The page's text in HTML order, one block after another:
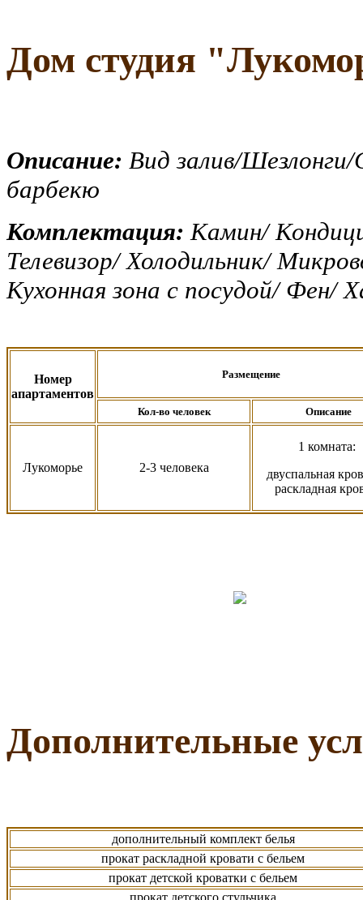
Дом студия "
Описание: Вид залив/
барбекю
Комплектация: Камин/
Телевизор/ Холодильник/
Кухонная зона с посудой/ Фен/
Номер
апартаментов
Размещение
Кол-во человек Описание
Лукоморье 2-3 человека
1 комната:
двуспальная
раскладная
Дополнительные
дополнительный комплект белья
прокат раскладной кровати с бельем
прокат детской кроватки с бельем
прокат детского стульчика